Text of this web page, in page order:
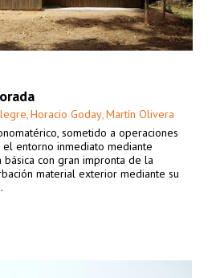
, Horacio Goday, Martín Olivera
sometido a operaciones
entorno inmediato mediante
con gran impronta de la
material exterior mediante su